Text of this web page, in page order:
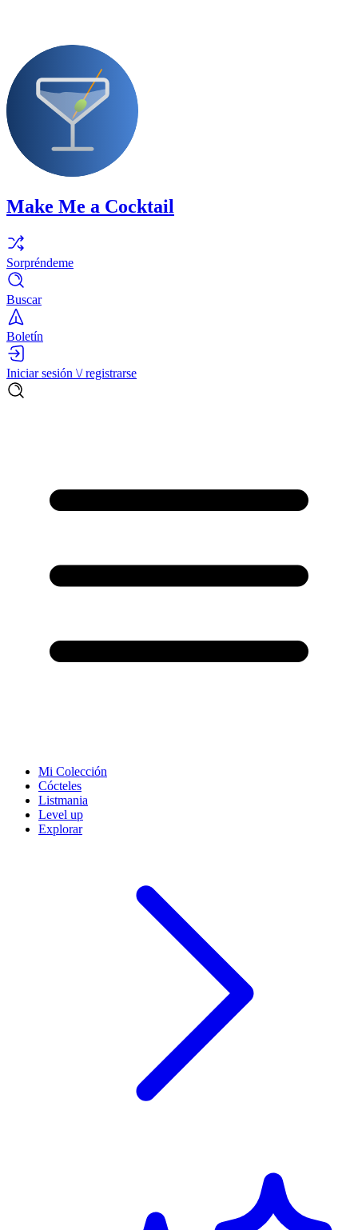
Make Me a Cocktail
Sorpréndeme
Buscar
Boletín
Iniciar sesión \/ registrarse
Mi Colección
Cócteles
Listmania
Level up
Explorar